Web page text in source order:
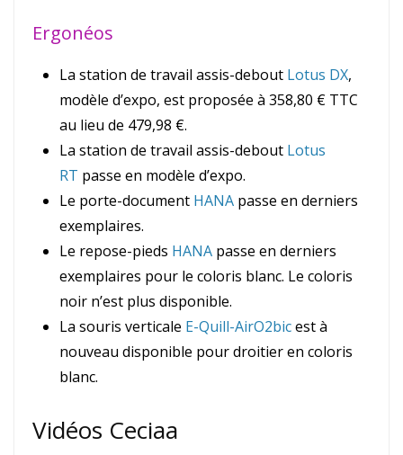
Ergonéos
La station de travail assis-debout Lotus DX,
modèle d’expo, est proposée à 358,80 € TTC
au lieu de 479,98 €.
La station de travail assis-debout Lotus
RT passe en modèle d’expo.
Le porte-document HANA passe en derniers
exemplaires.
Le repose-pieds HANA passe en derniers
exemplaires pour le coloris blanc. Le coloris
noir n’est plus disponible.
La souris verticale E-Quill-AirO2bicest à
nouveau disponible pour droitier en coloris
blanc.
Vidéos Ceciaa